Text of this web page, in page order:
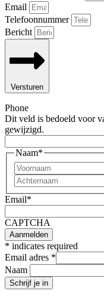
Email
Telefoonnummer
Bericht
Versturen
Phone
Dit veld is bedoeld voor
gewijzigd.
Naam*
Email*
CAPTCHA
* indicates required
Email adres *
Naam